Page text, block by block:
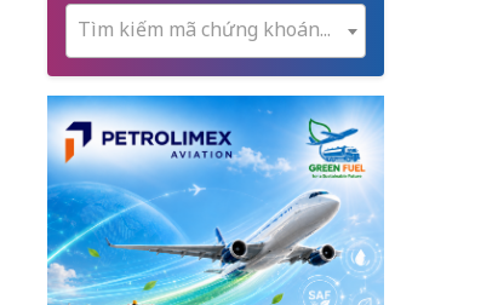
Tìm kiếm mã chứng khoán...